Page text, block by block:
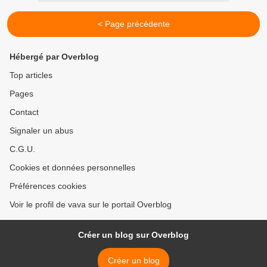
< Page précédente
Hébergé par Overblog
Top articles
Pages
Contact
Signaler un abus
C.G.U.
Cookies et données personnelles
Préférences cookies
Voir le profil de vava sur le portail Overblog
Créer un blog sur Overblog
Créer un blog